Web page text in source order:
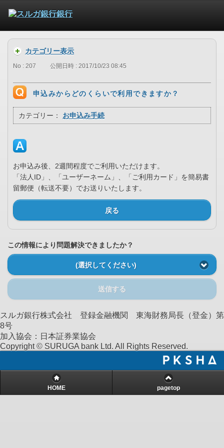
カテゴリー表示
No : 207 公開日時 : 2017/10/23 08:45
申込みからどのくらいで利用できますか？
カテゴリー： お申込み手続
お申込み後、2週間程度でご利用いただけます。
「法人ID」、「ユーザーネーム」、「ご利用カード」を簡易書
留郵便（転送不要）でお送りいたします。
戻る
この情報により問題解決できましたか？
(選択してください)
送信する
スルガ銀行株式会社 登録金融機関 東海財務局長（登金）第
8号
加入協会：日本証券業協会
Copyright © SURUGA bank Ltd. All Rights Reserved.
HOME pagetop